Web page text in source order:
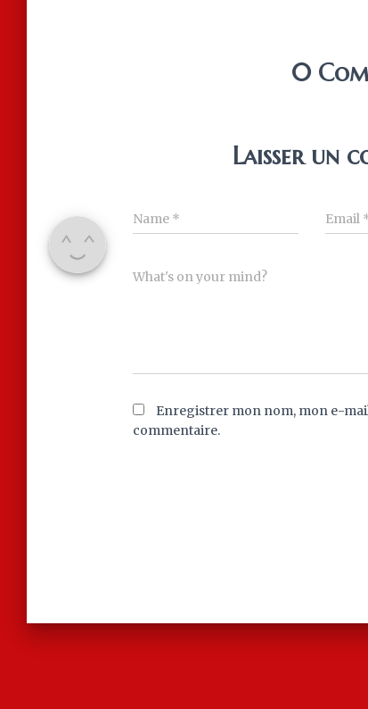
0
Laisser un
Name * Email
What's on your mind?
Enregistrer mon nom, mon e-
commentaire.